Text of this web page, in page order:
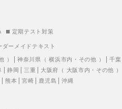
定期テスト対策
ダーメイドテキスト
） 神奈川県 （横浜市内 ・ その他 ） 千葉
静岡 三重 大阪府 （ 大阪市内 ・ その他 ）
熊本 宮崎 鹿児島 沖縄